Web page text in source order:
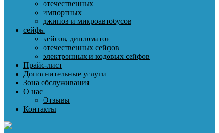
отечественных
импортных
джипов и микроавтобусов
сейфы
кейсов, дипломатов
отечественных сейфов
электронных и кодовых сейфов
Прайс-лист
Дополнительные услуги
Зона обслуживания
О нас
Отзывы
Контакты